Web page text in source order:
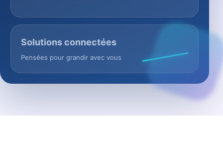
Solutions connectées
Pensées pour grandir avec vous